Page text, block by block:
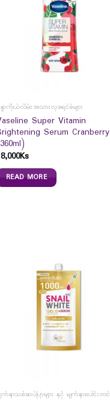
ဓာကိုယ်လိမ်းအသားလှခရင်ခ်များ
Super Vitamin
Serum Cranberry
Ks
READ MORE